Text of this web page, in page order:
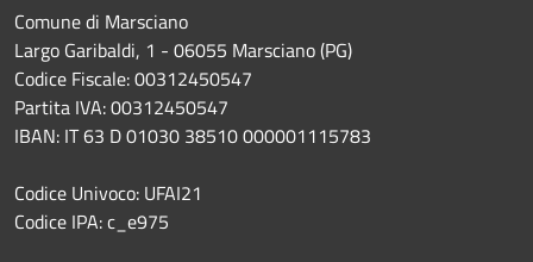
Comune di Marsciano
Largo Garibaldi, 1 - 06055 Marsciano (PG)
Codice Fiscale: 00312450547
Partita IVA: 00312450547
IBAN: IT 63 D 01030 38510 000001115783
Codice Univoco: UFAI21
Codice IPA: c_e975